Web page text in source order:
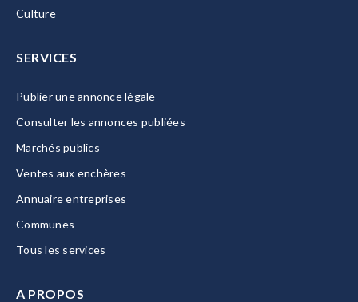
Culture
SERVICES
Publier une annonce légale
Consulter les annonces publiées
Marchés publics
Ventes aux enchères
Annuaire entreprises
Communes
Tous les services
A PROPOS